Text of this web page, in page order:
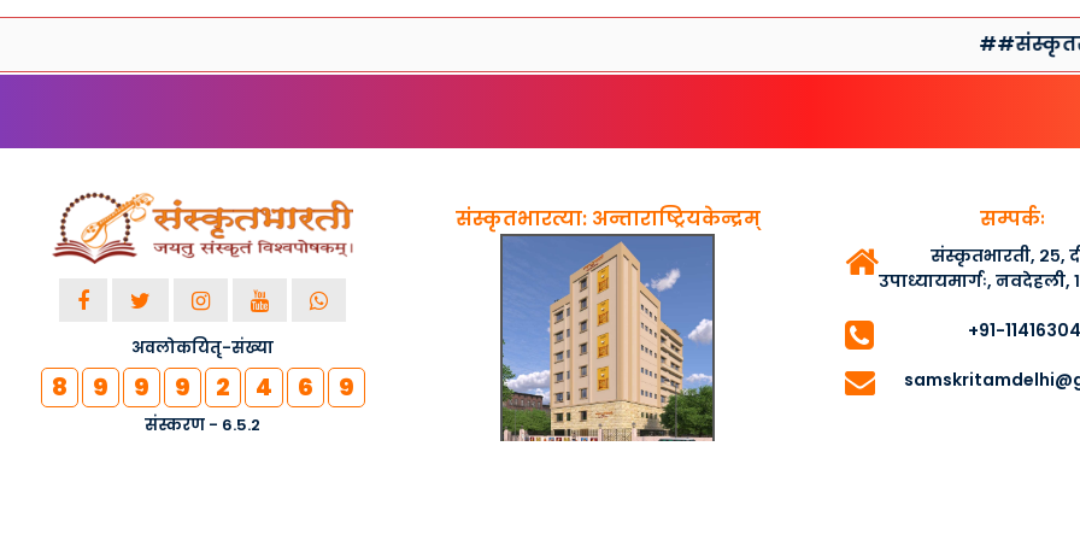
अवलोकयितृ-संख्या
8 9 9 9 2 4 6 9
संस्करण - 6.5.2
संस्कृतभारत्या: अन्ताराष्ट्रियकेन्द्रम् सम्पर्कः
संस्कृतभारती, २५,
उपाध्यायमार्गः, नवदेहली,
+91-